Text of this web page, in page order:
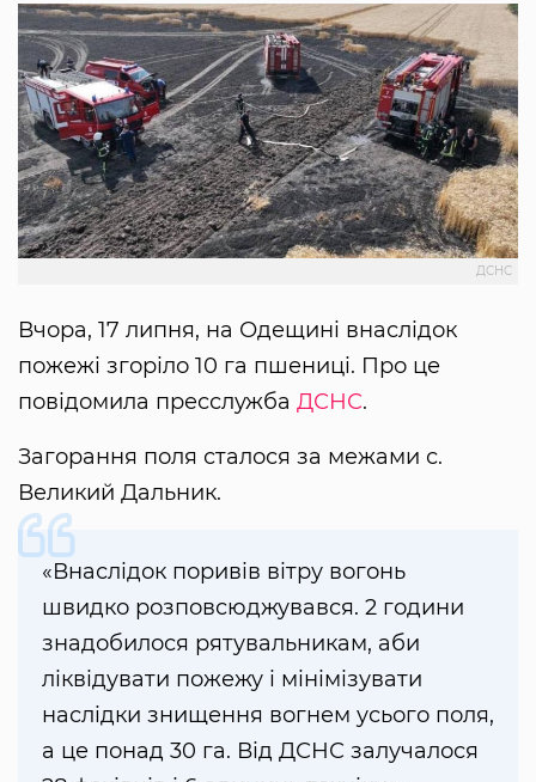
ДСНС
Вчора, 17 липня, на Одещині внаслідок
пожежі згоріло 10 га пшениці. Про це
повідомила пресслужба ДСНС.
Загорання поля сталося за межами с.
Великий Дальник.
«Внаслідок поривів вітру вогонь
швидко розповсюджувався. 2 години
знадобилося рятувальникам, аби
ліквідувати пожежу і мінімізувати
наслідки знищення вогнем усього поля,
а це понад 30 га. Від ДСНС залучалося